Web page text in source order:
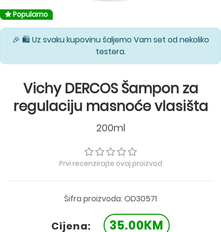
Popularno
🎉 🛍️ Uz svaku kupovinu šaljemo Vam set od nekoliko
testera.
Vichy DERCOS Šampon za
regulaciju masnoće vlasišta
200ml
Prvi recenzirajte ovaj proizvod
Šifra proizvoda: OD30571
Cijena: 35.00KM